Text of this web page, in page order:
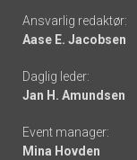
Footer
-
links
Ansvarlig redaktør:
Aase E. Jacobsen
Daglig leder:
Jan H. Amundsen
Event manager:
Mina Hovden